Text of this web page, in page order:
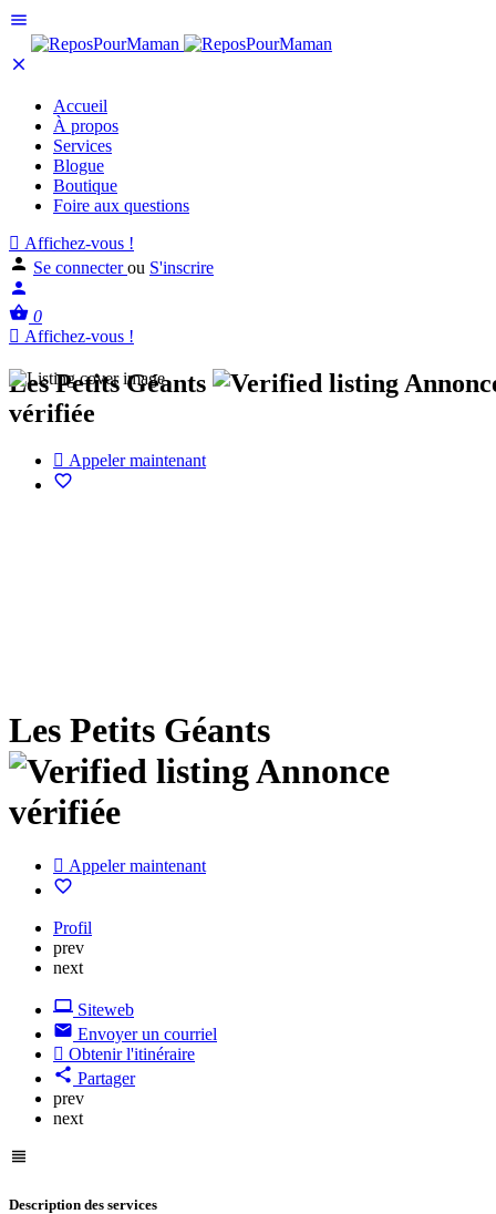
Accueil
À propos
Services
Blogue
Boutique
Foire aux questions
Affichez-vous !
Se connecterou S'inscrire
0
Affichez-vous !
Les Petits Géants
vérifiée
Appeler maintenant
Les Petits Géants
Annonce
vérifiée
Appeler maintenant
Profil
prev
next
Siteweb
Envoyer un courriel
Obtenir l'itinéraire
Partager
prev
next
Description des services